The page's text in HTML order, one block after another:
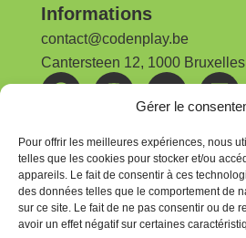
Gérer le
Pour offrir les meilleures expériences, nous
telles que les cookies pour stocker et/ou
appareils. Le fait de consentir à ces
des données telles que le comportement de
sur ce site. Le fait de ne pas consentir ou de
avoir un effet négatif sur certaines
Informations
contact@codenplay.be
Cantersteen 12, 1000 Bruxelles
Nos publications
Rapport d'activités | 2025
Newsletter
Pour rester au courant,
newsletter CodeNPlay